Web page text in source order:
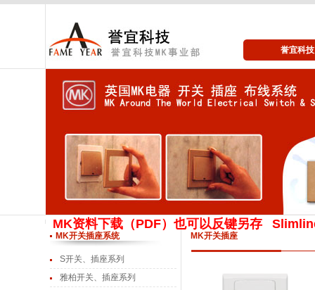
誉宜科
MK资料下载（PDF）也可以反键另存
MK开关插座系统
S开关、插座系列
雅柏开关、插座系列
MK开关插座